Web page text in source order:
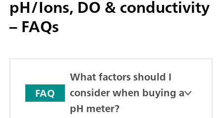
pH/Ions, DO & conductivity
– FAQs
FAQ
What factors should I
consider when buying a
pH meter?